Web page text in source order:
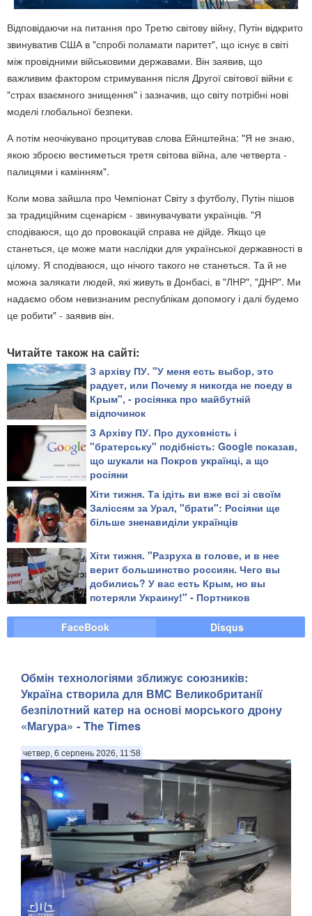
Відповідаючи на питання про Третю світову війну, Путін відкрито
звинуватив США в "спробі поламати паритет", що існує в світі
між провідними військовими державами. Він заявив, що
важливим фактором стримування після Другої світової війни є
"страх взаємного знищення" і зазначив, що світу потрібні нові
моделі глобальної безпеки.
А потім неочікувано процитував слова Ейнштейна: "Я не знаю,
якою зброєю вестиметься третя світова війна, але четверта -
палицями і камінням".
Коли мова зайшла про Чемпіонат Світу з футболу, Путін пішов
за традиційним сценарієм - звинувачувати українців. "Я
сподіваюся, що до провокацій справа не дійде. Якщо це
станеться, це може мати наслідки для української державності в
цілому. Я сподіваюся, що нічого такого не станеться. Та й не
можна залякати людей, які живуть в Донбасі, в "ЛНР", "ДНР". Ми
надаємо обом невизнаним республікам допомогу і далі будемо
це робити" - заявив він.
Читайте також на сайті:
З архіву ПУ. "У меня есть выбор, это
радует, или Почему я никогда не поеду в
Крым", - росіянка про майбутній
відпочинок
З Архіву ПУ. Про духовність і
"братерську" подібність: Google показав,
що шукали на Покров українці, а що
росіяни
Хіти тижня. Та ідіть ви вже всі зі своїм
Заліссям за Урал, "брати": Росіяни ще
більше зненавиділи українців
Хіти тижня. "Разруха в голове, и в нее
верит большинство россиян. Чего вы
добились? У вас есть Крым, но вы
потеряли Украину!" - Портников
FaceBook Disqus
Обмін технологіями зближує союзників:
Україна створила для ВМС Великобританії
безпілотний катер на основі морського дрону
«Магура» - The Times
четвер, 6 серпень 2026, 11:58